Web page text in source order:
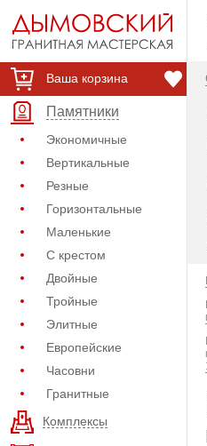
Ваша корзина
Памятники
Экономичные
Вертикальные
Резные
Горизонтальные
Маленькие
С крестом
Двойные
Тройные
Элитные
Европейские
Часовни
Гранитные
Комплексы